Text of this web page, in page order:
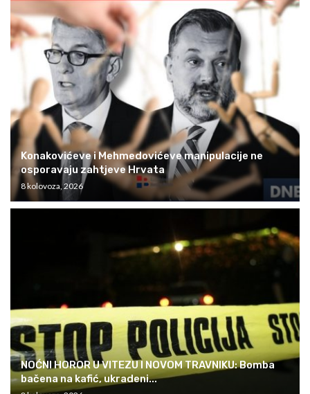
Konakovićeve i Mehmedovićeve manipulacije ne
osporavaju zahtjeve Hrvata
8 kolovoza, 2026
NOĆNI HOROR U VITEZU I NOVOM TRAVNIKU: Bomba
bačena na kafić, ukradeni...